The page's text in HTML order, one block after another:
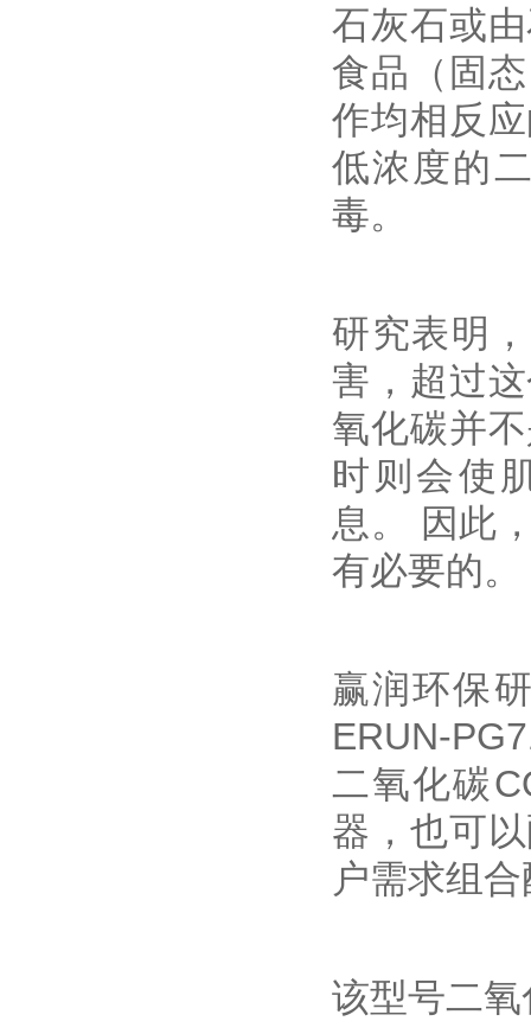
石灰石或
食品（固
作均相反
低浓度的
毒。
研究表明
害，超过
氧化碳并
时则会使
息。 因此
有必要的。
赢润环保
ERUN-
二氧化碳
器，也可
户需求组
该型号二